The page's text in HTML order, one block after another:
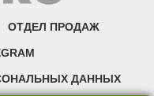
ОТДЕЛ ПРОДАЖ
ДАННЫХ